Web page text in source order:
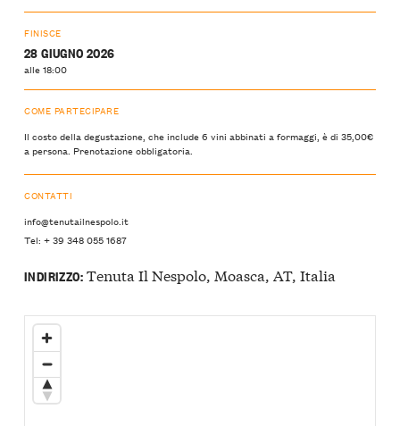
FINISCE
28 GIUGNO 2026
alle 18:00
COME PARTECIPARE
Il costo della degustazione, che include 6 vini abbinati a formaggi, è di 35,00€
a persona. Prenotazione obbligatoria.
CONTATTI
info@tenutailnespolo.it
Tel: + 39 348 055 1687
INDIRIZZO:Tenuta Il Nespolo, Moasca, AT, Italia